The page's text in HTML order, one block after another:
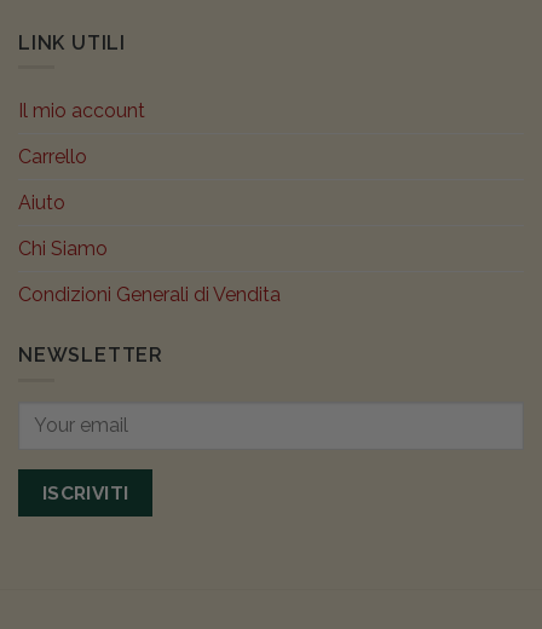
LINK UTILI
Il mio account
Carrello
Aiuto
Chi Siamo
Condizioni Generali di Vendita
NEWSLETTER
ISCRIVITI